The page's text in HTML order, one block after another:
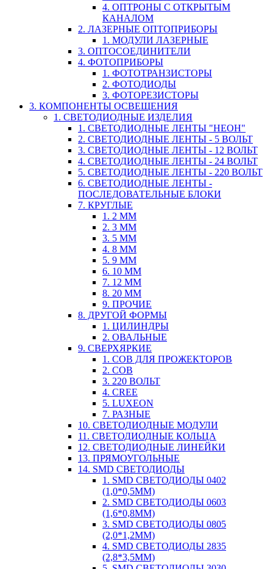
4. ОПТРОНЫ С ОТКРЫТЫМ
КАНАЛОМ
2. ЛАЗЕРНЫЕ ОПТОПРИБОРЫ
1. МОДУЛИ ЛАЗЕРНЫЕ
3. ОПТОСОЕДИНИТЕЛИ
4. ФОТОПРИБОРЫ
1. ФОТОТРАНЗИСТОРЫ
2. ФОТОДИОДЫ
3. ФОТОРЕЗИСТОРЫ
3. КОМПОНЕНТЫ ОСВЕЩЕНИЯ
1. СВЕТОДИОДНЫЕ ИЗДЕЛИЯ
1. СВЕТОДИОДНЫЕ ЛЕНТЫ "НЕОН"
2. СВЕТОДИОДНЫЕ ЛЕНТЫ - 5 ВОЛЬТ
3. СВЕТОДИОДНЫЕ ЛЕНТЫ - 12 ВОЛЬТ
4. СВЕТОДИОДНЫЕ ЛЕНТЫ - 24 ВОЛЬТ
5. СВЕТОДИОДНЫЕ ЛЕНТЫ - 220 ВОЛЬТ
6. СВЕТОДИОДНЫЕ ЛЕНТЫ -
ПОСЛЕДОВАТЕЛЬНЫЕ БЛОКИ
7. КРУГЛЫЕ
1. 2 ММ
2. 3 ММ
3. 5 ММ
4. 8 ММ
5. 9 ММ
6. 10 ММ
7. 12 ММ
8. 20 ММ
9. ПРОЧИЕ
8. ДРУГОЙ ФОРМЫ
1. ЦИЛИНДРЫ
2. ОВАЛЬНЫЕ
9. СВЕРХЯРКИЕ
1. COB ДЛЯ ПРОЖЕКТОРОВ
2. COB
3. 220 ВОЛЬТ
4. CREE
5. LUXEON
7. РАЗНЫЕ
10. СВЕТОДИОДНЫЕ МОДУЛИ
11. СВЕТОДИОДНЫЕ КОЛЬЦА
12. СВЕТОДИОДНЫЕ ЛИНЕЙКИ
13. ПРЯМОУГОЛЬНЫЕ
14. SMD СВЕТОДИОДЫ
1. SMD СВЕТОДИОДЫ 0402
(1,0*0,5ММ)
2. SMD СВЕТОДИОДЫ 0603
(1,6*0,8ММ)
3. SMD СВЕТОДИОДЫ 0805
(2,0*1,2ММ)
4. SMD СВЕТОДИОДЫ 2835
(2,8*3,5ММ)